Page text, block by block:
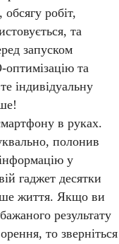
робіт,
та
запуском
оптимізацію та
індивідуальну
в руках.
полонив
у
гаджет десятки
життя. Якщо ви
результату
то зверніться